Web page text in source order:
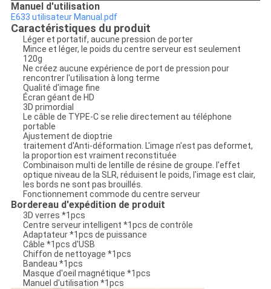
Manuel d'utilisation
E633 utilisateur Manual.pdf
Caractéristiques du produit
Léger et portatif, aucune pression de porter
Mince et léger, le poids du centre serveur est seulement
120g
Ne créez aucune expérience de port de pression pour
rencontrer l'utilisation à long terme
Qualité d'image fine
Écran géant de HD
3D primordial
Le câble de TYPE-C se relie directement au téléphone
portable
Ajustement de dioptrie
traitement d'Anti-déformation. L'image n'est pas deformet,
la proportion est vraiment reconstituée
Combinaison multi de lentille de résine de groupe. l'effet
optique niveau de la SLR, réduisent le poids, l'image est clair,
les bords ne sont pas brouillés.
Fonctionnement commode du centre serveur
Bordereau d'expédition de produit
3D verres *1pcs
Centre serveur intelligent *1pcs de contrôle
Adaptateur *1pcs de puissance
Câble *1pcs d'USB
Chiffon de nettoyage *1pcs
Bandeau *1pcs
Masque d'oeil magnétique *1pcs
Manuel d'utilisation *1pcs